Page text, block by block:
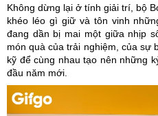
Không dừng lại ở tính giải trí, bộ
khéo léo gì giữ và tôn vinh
đang dần bị mai một giữa nhịp
món quà của trải nghiệm, của sự
kỹ để cùng nhau tạo nên những
đầu năm mới.